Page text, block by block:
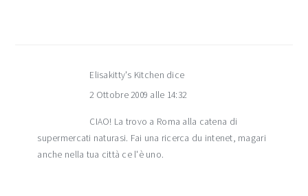
Elisakitty's Kitchen dice
2 Ottobre 2009 alle 14:32
CIAO! La trovo a Roma alla catena di
supermercati naturasi. Fai una ricerca du intenet, magari
anche nella tua città ce l'è uno.